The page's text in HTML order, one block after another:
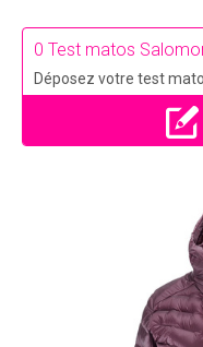
0 Test matos
Déposez votre test